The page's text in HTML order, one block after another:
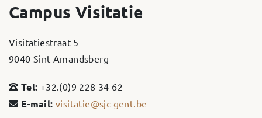
Campus Visitatie
Visitatiestraat 5
9040 Sint-Amandsberg
Tel: +32.(0)9 228 34 62
E-mail: visitatie@sjc-gent.be